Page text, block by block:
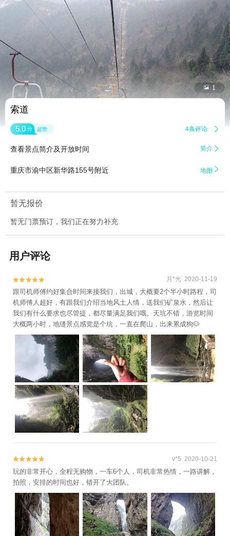
 1
索道
5.0 分 超赞 4条评论 
查看景点简介及开放时间 简介 
重庆市渝中区新华路155号附近 地图 
暂无报价
暂无门票预订，我们正在努力补充
用户评论

 月*光 2020-11-19
跟司机师傅约好集合时间来接我们，出城，大概要2个半小时路程，司
机师傅人超好，有跟我们介绍当地风土人情，送我们矿泉水，然后让
我们有什么要求也尽管提，都尽量满足我们哦。天坑不错，游览时间
大概两小时，地缝景点感觉是个坑，一直在爬山，出来累成狗🐶

 v*5 2020-10-21
玩的非常开心，全程无购物，一车6个人，司机非常热情，一路讲解，
拍照，安排的时间也好，错开了大团队。